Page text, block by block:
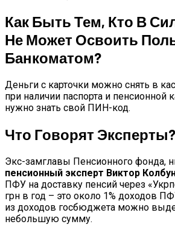
Как Быть Тем, Кто В
Не Может Освоить
Банкоматом?
Деньги с карточки можно снять в
при наличии паспорта и пенсионной
нужно знать свой ПИН-код.
Что Говорят Эксперты?
Экс-замглавы Пенсионного фонда,
пенсионный эксперт Виктор
ПФУ на доставку пенсий через
грн в год – это около 1% доходов
из доходов госбюджета можно
небольшую сумму.